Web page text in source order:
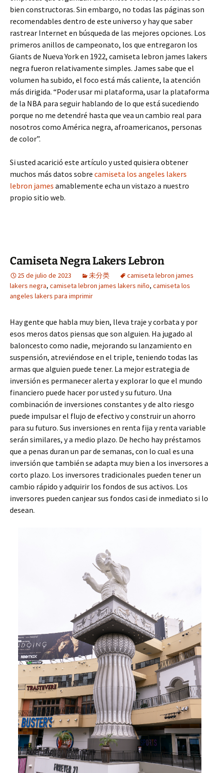
bien constructoras. Sin embargo, no todas las páginas son
recomendables dentro de este universo y hay que saber
rastrear Internet en búsqueda de las mejores opciones. Los
primeros anillos de campeonato, los que entregaron los
Giants de Nueva York en 1922, camiseta lebron james lakers
negra fueron relativamente simples. James sabe que el
volumen ha subido, el foco está más caliente, la atención
más dirigida. “Poder usar mi plataforma, usar la plataforma
de la NBA para seguir hablando de lo que está sucediendo
porque no me detendré hasta que vea un cambio real para
nosotros como América negra, afroamericanos, personas
de color”.
Si usted acarició este artículo y usted quisiera obtener
muchos más datos sobre camiseta los angeles lakers
lebron james amablemente echa un vistazo a nuestro
propio sitio web.
Camiseta Negra Lakers Lebron
25 de julio de 2023 未分类
camiseta lebron james
lakers negra, camiseta lebron james lakers niño, camiseta los
angeles lakers para imprimir
Hay gente que habla muy bien, lleva traje y corbata y por
esos meros datos piensas que son alguien. Ha jugado al
baloncesto como nadie, mejorando su lanzamiento en
suspensión, atreviéndose en el triple, teniendo todas las
armas que alguien puede tener. La mejor estrategia de
inversión es permanecer alerta y explorar lo que el mundo
financiero puede hacer por usted y su futuro. Una
combinación de inversiones constantes y de alto riesgo
puede impulsar el flujo de efectivo y construir un ahorro
para su futuro. Sus inversiones en renta fija y renta variable
serán similares, y a medio plazo. De hecho hay préstamos
que a penas duran un par de semanas, con lo cual es una
inversión que también se adapta muy bien a los inversores a
corto plazo. Los inversores tradicionales pueden tener un
cambio rápido y adquirir los fondos de sus activos. Los
inversores pueden canjear sus fondos casi de inmediato si lo
desean.